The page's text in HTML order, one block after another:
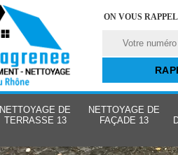
ON VOUS
NETTOYAGE DE
TERRASSE 13
NETTOYAGE DE
FAÇADE 13